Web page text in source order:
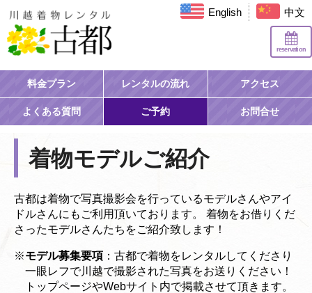
English 中文
reservation
料金プラン レンタルの流れ
ご予約
よくある質問
アクセス
お問合せ
HOME 着物モデル
着物モデルご紹介
古都は着物で写真撮影会を行っているモデルさんやアイ
ドルさんにもご利用頂いております。 着物をお借りくだ
さったモデルさんたちをご紹介致します！
※モデル募集要項 ：古都で着物をレンタルしてくださり
一眼レフで川越で撮影された写真をお送りください！
トップページやWebサイト内で掲載させて頂きます。